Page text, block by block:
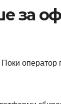
за
оператор